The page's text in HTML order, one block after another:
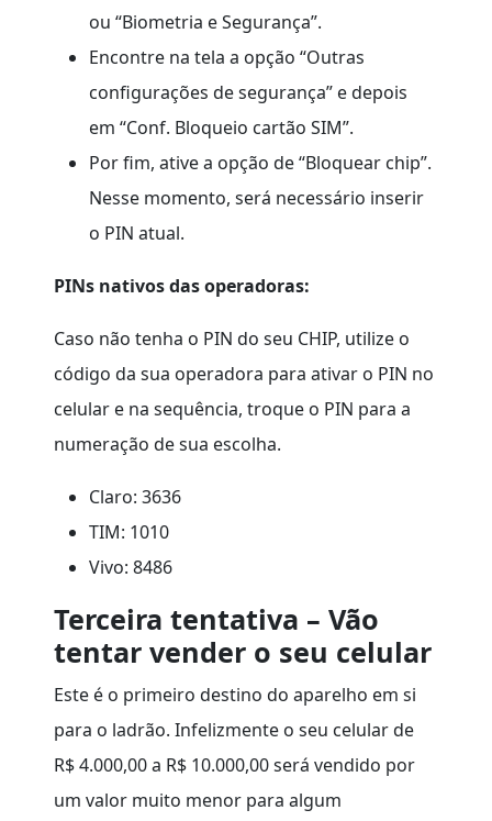
ou “Biometria e Segurança”.
Encontre na tela a opção “Outras
configurações de segurança” e depois
em “Conf. Bloqueio cartão SIM”.
Por fim, ative a opção de “Bloquear chip”.
Nesse momento, será necessário inserir
o PIN atual.
PINs nativos das operadoras:
Caso não tenha o PIN do seu CHIP, utilize o
código da sua operadora para ativar o PIN no
celular e na sequência, troque o PIN para a
numeração de sua escolha.
Claro: 3636
TIM: 1010
Vivo: 8486
Terceira tentativa – Vão
tentar vender o seu celular
Este é o primeiro destino do aparelho em si
para o ladrão. Infelizmente o seu celular de
R$ 4.000,00 a R$ 10.000,00 será vendido por
um valor muito menor para algum